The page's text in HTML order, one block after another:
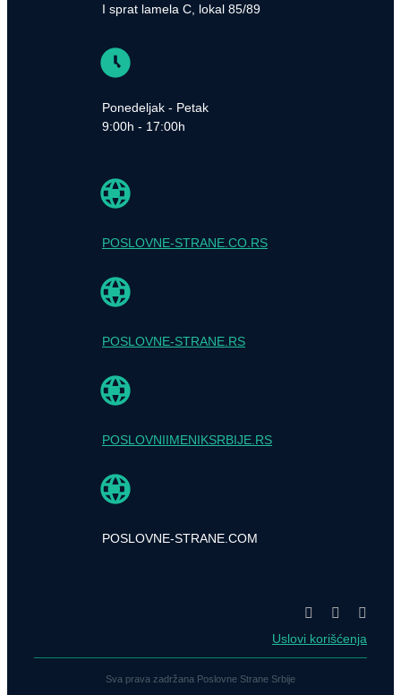
I sprat lamela C, lokal 85/89
Ponedeljak - Petak
9:00h - 17:00h
POSLOVNE-STRANE.CO.RS
POSLOVNE-STRANE.RS
POSLOVNIIMENIKSRBIJE.RS
POSLOVNE-STRANE.COM
Uslovi korišćenja
Sva prava zadržana Poslovne Strane Srbije